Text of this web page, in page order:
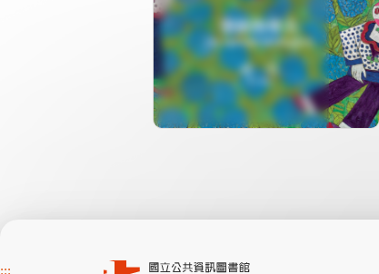
作：閣林文創股份有限公司
:::